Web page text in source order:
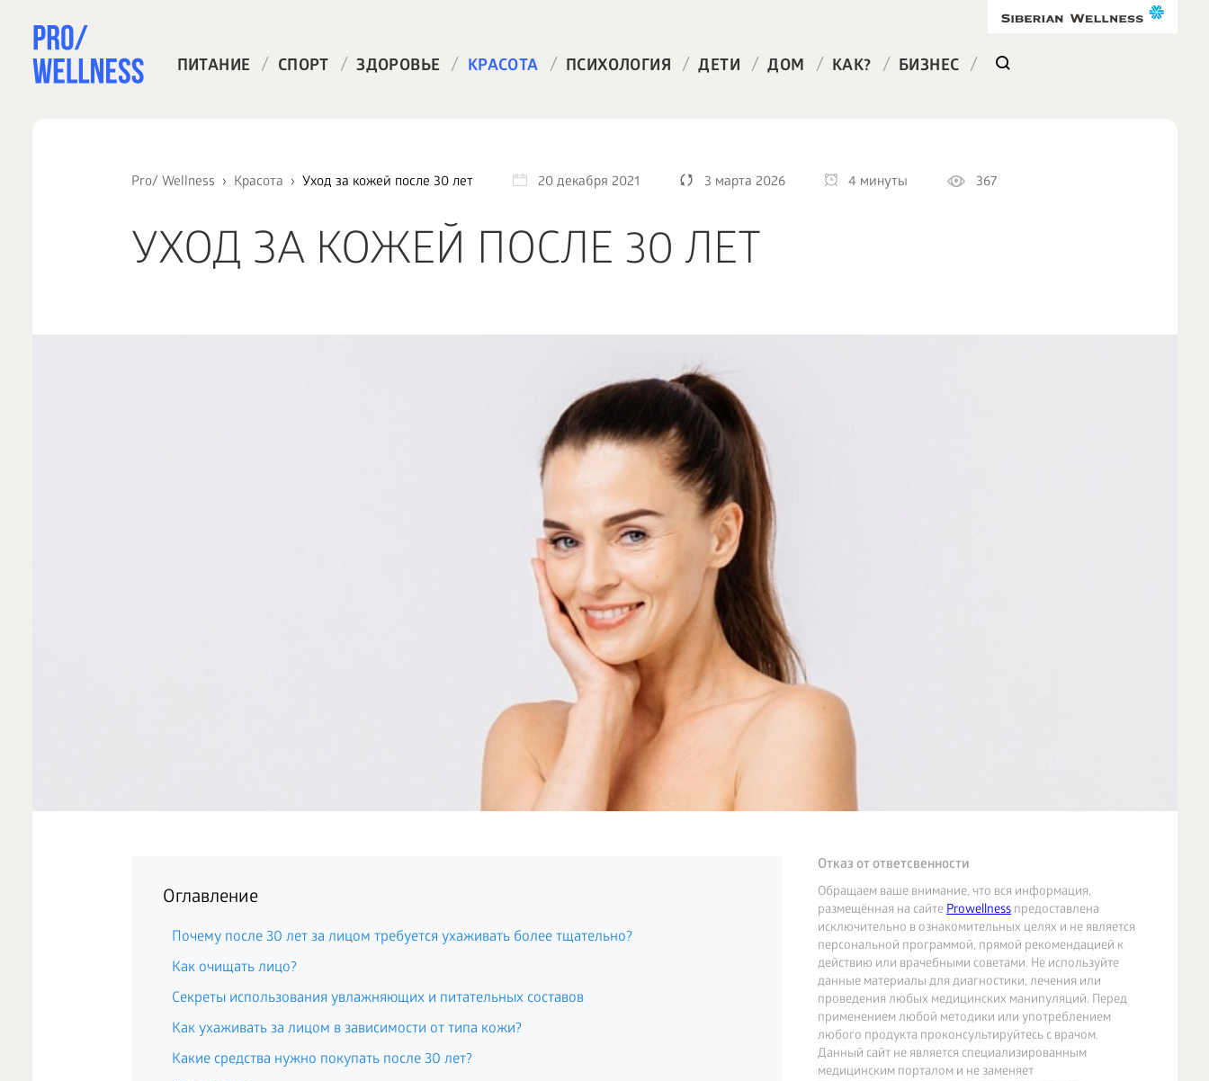
ПИТАНИЕ / СПОРТ / ЗДОРОВЬЕ / КРАСОТА / ПСИХОЛОГИЯ / ДЕТИ / ДОМ / КАК? / БИЗНЕС /
Pro/ Wellness Красота Уход за кожей после 30 лет 20 декабря 2021 3 марта 2026 4 минуты 367
УХОД ЗА КОЖЕЙ ПОСЛЕ 30 ЛЕТ
Отказ от ответсвенности
Обращаем ваше внимание, что вся информация,
размещённая на сайтеProwellnessпредоставлена
исключительно в ознакомительных целях и не является
персональной программой, прямой рекомендацией к
действию или врачебными советами. Не используйте
данные материалы для диагностики, лечения или
проведения любых медицинских манипуляций. Перед
применением любой методики или употреблением
любого продукта проконсультируйтесь с врачом.
Данный сайт не является специализированным
медицинским порталом и не заменяет
Оглавление
Почему после 30 лет за лицом требуется ухаживать более тщательно?
Как очищать лицо?
Секреты использования увлажняющих и питательных составов
Как ухаживать за лицом в зависимости от типа кожи?
Какие средства нужно покупать после 30 лет?